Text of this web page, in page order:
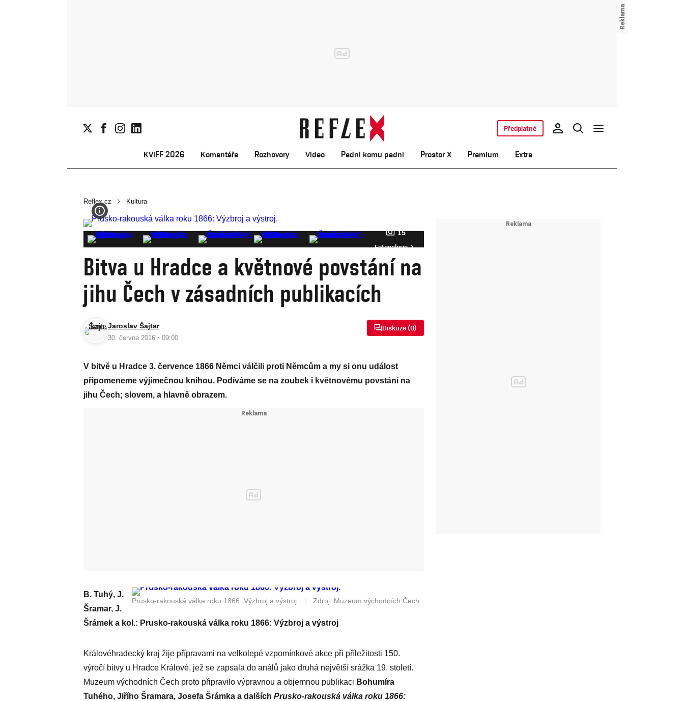
KVIFF 2026 Komentáře Rozhovory Video Padni komu padni Prostor X Premium Extra
Předplatné
Reflex.cz Kultura
15
Fotogalerie
Bitva u Hradce a květnové povstání na
jihu Čech v zásadních publikacích
Jaroslav Šajtar
30. června 2016 · 09:00
Diskuze (0)
V bitvě u Hradce 3. července 1866 Němci válčili proti Němcům a my si onu událost
připomeneme výjimečnou knihou. Podíváme se na zoubek i květnovému povstání na
jihu Čech; slovem, a hlavně obrazem.
Prusko-rakouská válka roku 1866: Výzbroj a výstroj. Zdroj: Muzeum východních Čech
B. Tuhý, J.
Šramar, J.
Šrámek a kol.: Prusko-rakouská válka roku 1866: Výzbroj a výstroj
Královéhradecký kraj žije přípravami na velkolepé vzpomínkové akce při příležitosti 150.
výročí bitvy u Hradce Králové, jež se zapsala do análů jako druhá největší srážka 19. století.
Muzeum východních Čech proto připravilo výpravnou a objemnou publikaci Bohumíra
Tuhého, Jiřího Šramara, Josefa Šrámka a dalších Prusko-rakouská válka roku 1866: